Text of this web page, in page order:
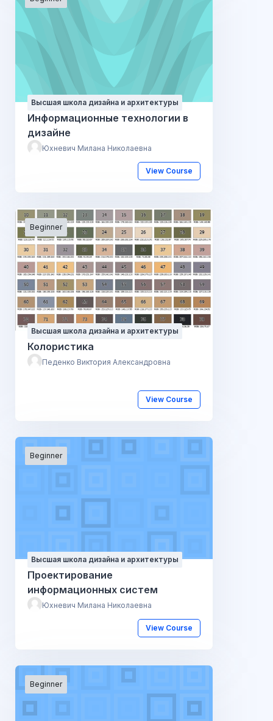
Высшая школа дизайна и архитектуры
Информационные технологии в
дизайне
Юхневич Милана Николаевна
View Course
Beginner
Высшая школа дизайна и архитектуры
Колористика
Педенко Виктория Александровна
View Course
Beginner
Высшая школа дизайна и архитектуры
Проектирование
информационных систем
Юхневич Милана Николаевна
View Course
Beginner